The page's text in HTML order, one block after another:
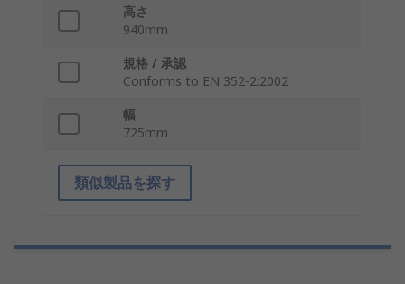
高さ
940mm
規格 / 承認
Conforms to EN 352-2:2002
幅
725mm
類似製品を探す